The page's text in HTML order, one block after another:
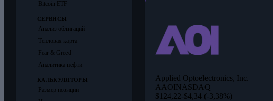
Bitcoin ETF
СЕРВИСЫ
Анализ облигаций
Тепловая карта
Fear & Greed
Аналитика нефти
КАЛЬКУЛЯТОРЫ
Размер позиции
Applied Optoelectronics, Inc.
AAOINASDAQ
$124,22-$4,34 (-3,38%)